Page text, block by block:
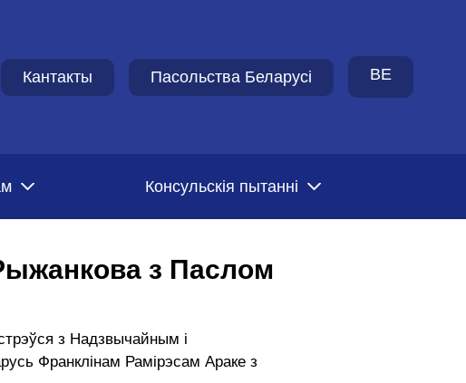
Кантакты Пасольства Беларусi BE
Консульскія пытанні
з Паслом
з Надзвычайным і
Франклінам Рамірэсам Араке з